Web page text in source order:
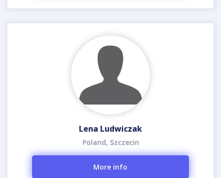
Lena Ludwiczak
Poland, Szczecin
More info